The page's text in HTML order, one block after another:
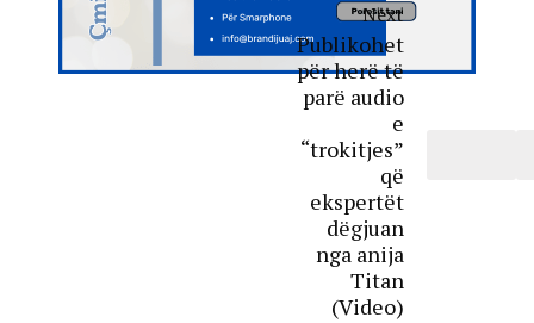
Next
Publikohet
për herë të
parë audio
e
“trokitjes”
që
ekspertët
dëgjuan
nga anija
Titan
(Video)